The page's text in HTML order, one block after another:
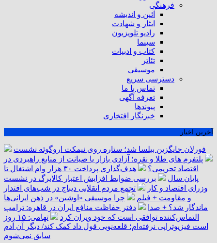
فرهنگی
آئین و اندیشه
ایثار و شهادت
رادیو تلویزیون
سینما
کتاب و ادبیات
تئاتر
موسیقی
دسترسی سریع
تماس با ما
تعرفه آگهی
پیوندها
خبرنگار افتخاری
آخرین اخبار
فورلان جایگزین بیلسا شد؛ ستاره روی نیمکت اروگوئه نشست
پلتفرم ‌های طلا و نقره؛ آزادی بازار یا صیانت از منابع راهبردی در
اقتصاد تحریمی؟
هدف‌گذاری پرداخت ۳۰ هزار وام اشتغال تا
پایان سال
بررسی ضوابط افزایش اعتبار کالابرگ در نشست
وزرای اقتصاد و کار
تجمع مردم انقلابی دیباج در شب‌های اقتدار
و مقاومت + فیلم
چرا موسیقی «اوشین» در ذهن ایرانی‌ها
ماندگار شد؟ + صدا
دفتر حفاظت منافع ایران در قاهره: ترامپ
التماس‌کننده توافقی است که خود ویران کرد
تهامی: ۱۵ روز
است فیزیوتراپی نرفته‌ام؛ قلعه‌نویی قول داد کمک کند/ دیگر آن آدم
سابق نمی‌شوم